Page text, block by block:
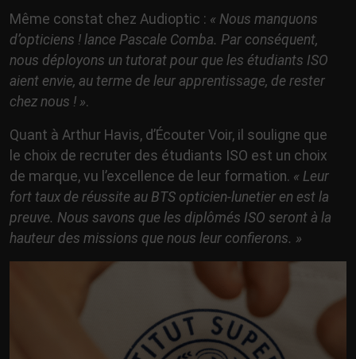
Même constat chez Audioptic : « Nous manquons
d’opticiens ! lance Pascale Comba. Par conséquent,
nous déployons un tutorat pour que les étudiants ISO
aient envie, au terme de leur apprentissage, de rester
chez nous ! ».
Quant à Arthur Havis, d’Écouter Voir, il souligne que
le choix de recruter des étudiants ISO est un choix
de marque, vu l’excellence de leur formation. « Leur
fort taux de réussite au BTS opticien-lunetier en est la
preuve. Nous savons que les diplômés ISO seront à la
hauteur des missions que nous leur confierons. »